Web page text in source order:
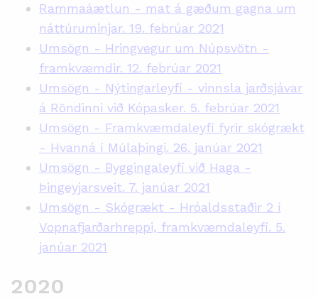
Rammaáætlun - mat á gæðum gagna um
náttúruminjar. 19. febrúar 2021
Umsögn - Hringvegur um Núpsvötn -
framkvæmdir. 12. febrúar 2021
Umsögn - Nýtingarleyfi - vinnsla jarðsjávar
á Röndinni við Kópasker. 5. febrúar 2021
Umsögn - Framkvæmdaleyfi fyrir skógrækt
- Hvanná í Múlaþingi. 26. janúar 2021
Umsögn - Byggingaleyfi við Haga -
Þingeyjarsveit. 7. janúar 2021
Umsögn - Skógrækt - Hróaldsstaðir 2 í
Vopnafjarðarhreppi, framkvæmdaleyfi. 5.
janúar 2021
2020